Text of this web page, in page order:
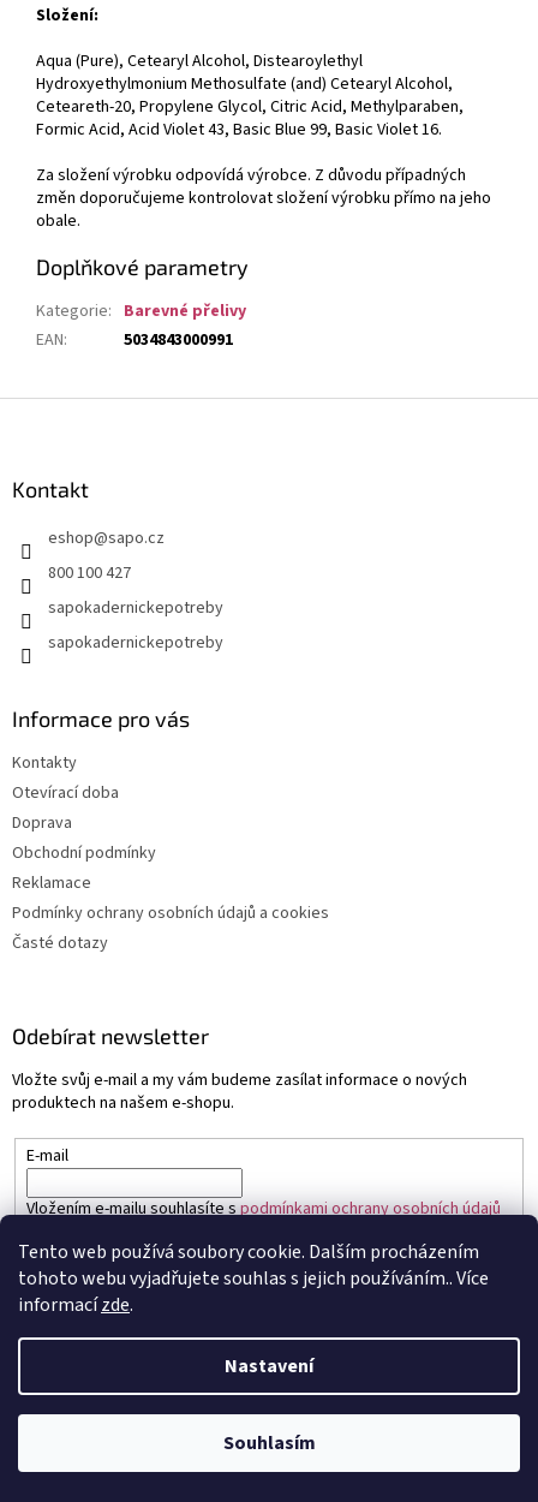
Tento web používá soubory cookie. Dalším procházením
tohoto webu vyjadřujete souhlas s jejich používáním.. Více
informacízde.
Nastavení
Souhlasím
Složení:
Aqua (Pure), Cetearyl Alcohol, Distearoylethyl
Hydroxyethylmonium Methosulfate (and) Cetearyl Alcohol,
Ceteareth-20, Propylene Glycol, Citric Acid, Methylparaben,
Formic Acid, Acid Violet 43, Basic Blue 99, Basic Violet 16.
Za složení výrobku odpovídá výrobce. Z důvodu případných
změn doporučujeme kontrolovat složení výrobku přímo na jeho
obale.
Doplňkové parametry
Kategorie: Barevné přelivy
EAN: 5034843000991
Kontakt
eshop@sapo.cz
800 100 427
sapokadernickepotreby
sapokadernickepotreby
Informace pro vás
Kontakty
Otevírací doba
Doprava
Obchodní podmínky
Reklamace
Podmínky ochrany osobních údajů a cookies
Časté dotazy
Odebírat newsletter
Vložte svůj e-mail a my vám budeme zasílat informace o nových
produktech na našem e-shopu.
E-mail
Vložením e-mailu souhlasíte spodmínkami ochrany osobních údajů
PŘIHLÁSIT SE
Vytvořil Shoptet
Sapo.cz. Všechna práva vyhrazena.